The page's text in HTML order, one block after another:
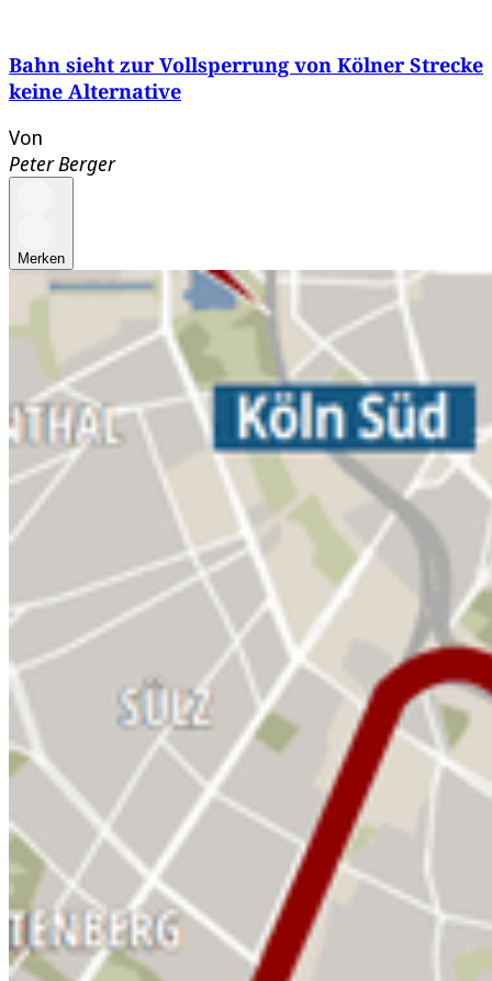
Bahn sieht zur Vollsperrung von Kölner Strecke
keine Alternative
Von
Peter Berger
Merken